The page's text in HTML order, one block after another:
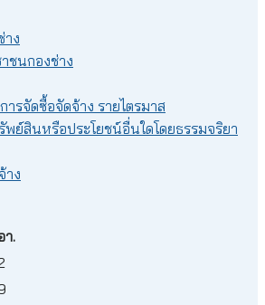
าง
ชนกองช่าง
รจัดซื้อจัดจ้าง รายไตรมาส
พย์สินหรือประโยชน์อื่นใดโดยธรรมจริยา
าง
า.